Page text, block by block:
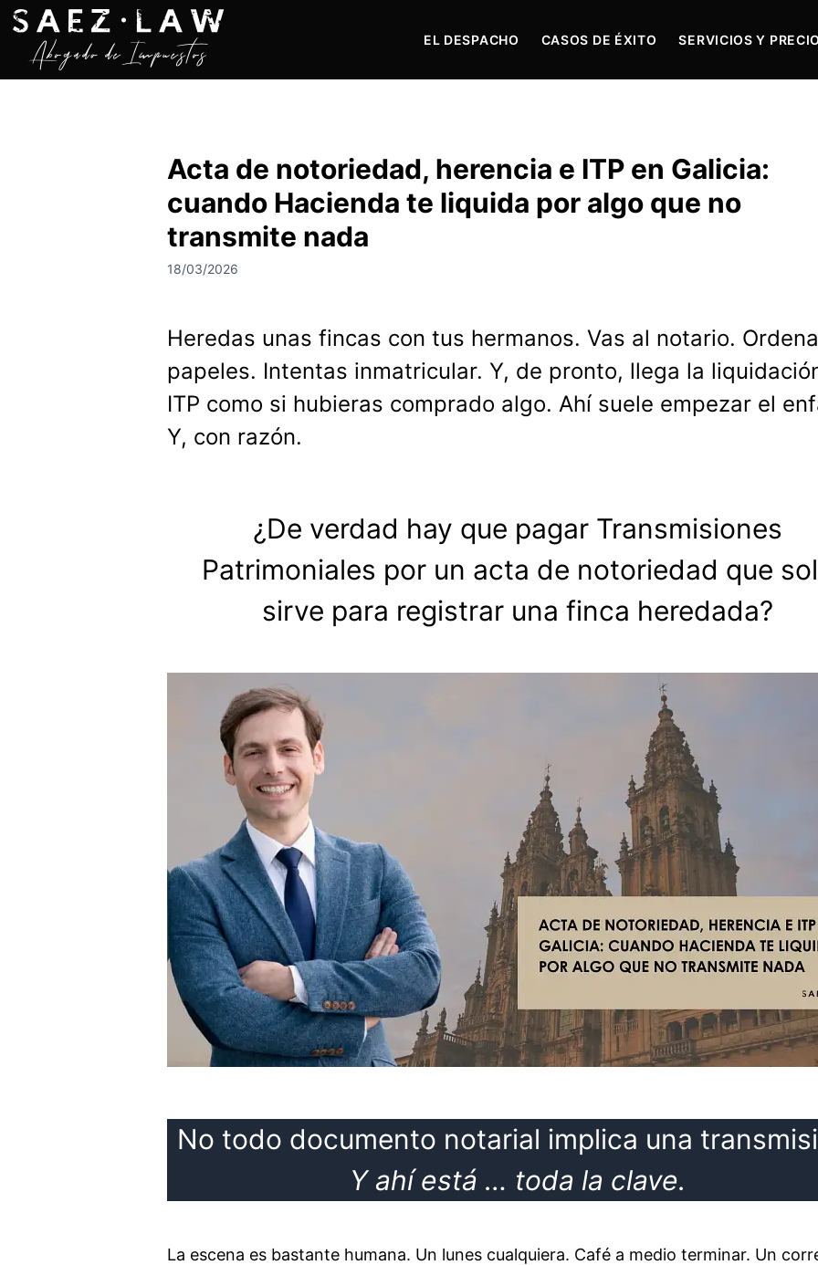
t
EL DESPACHO CASOS DE ÉXITO SERVICIOS Y
Acta de notoriedad, herencia e ITP en Galicia:
cuando Hacienda te liquida por algo que no
transmite nada
18/03/2026
Heredas unas fincas con tus hermanos. Vas al notario.
papeles. Intentas inmatricular. Y, de pronto, llega la
ITP como si hubieras comprado algo. Ahí suele empezar el
Y, con razón.
¿De verdad hay que pagar Transmisiones
Patrimoniales por un acta de notoriedad que
sirve para registrar una finca heredada?
No todo documento notarial implica una
Y ahí está … toda la clave.
La escena es bastante humana. Un lunes cualquiera. Café a medio terminar. Un